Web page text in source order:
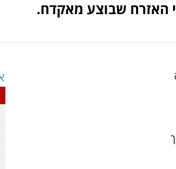
האזרח שבוצע מאקדח.